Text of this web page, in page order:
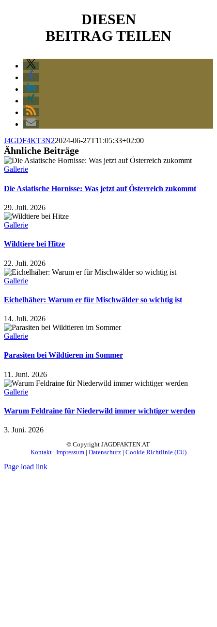
DIESEN
BEITRAG TEILEN
J4GDF4KT3N22024-06-27T11:05:33+02:00
Ähnliche Beiträge
Gallerie
Die Asiatische Hornisse: Was jetzt auf Österreich zukommt
29. Juli. 2026
Gallerie
Wildtiere bei Hitze
22. Juli. 2026
Gallerie
Eichelhäher: Warum er für Mischwälder so wichtig ist
14. Juli. 2026
Gallerie
Parasiten bei Wildtieren im Sommer
11. Juni. 2026
Gallerie
Warum Feldraine für Niederwild immer wichtiger werden
3. Juni. 2026
© Copyright JAGDFAKTEN.AT
Kontakt | Impressum | Datenschutz | Cookie Richtlinie (EU)
Page load link